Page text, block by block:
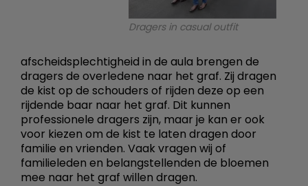
Dragers in casual outfit
afscheidsplechtigheid in de aula brengen de
dragers de overledene naar het graf. Zij dragen
de kist op de schouders of rijden deze op een
rijdende baar naar het graf. Dit kunnen
professionele dragers zijn, maar je kan er ook
voor kiezen om de kist te laten dragen door
familie en vrienden. Vaak vragen wij of
familieleden en belangstellenden de bloemen
mee naar het graf willen dragen.